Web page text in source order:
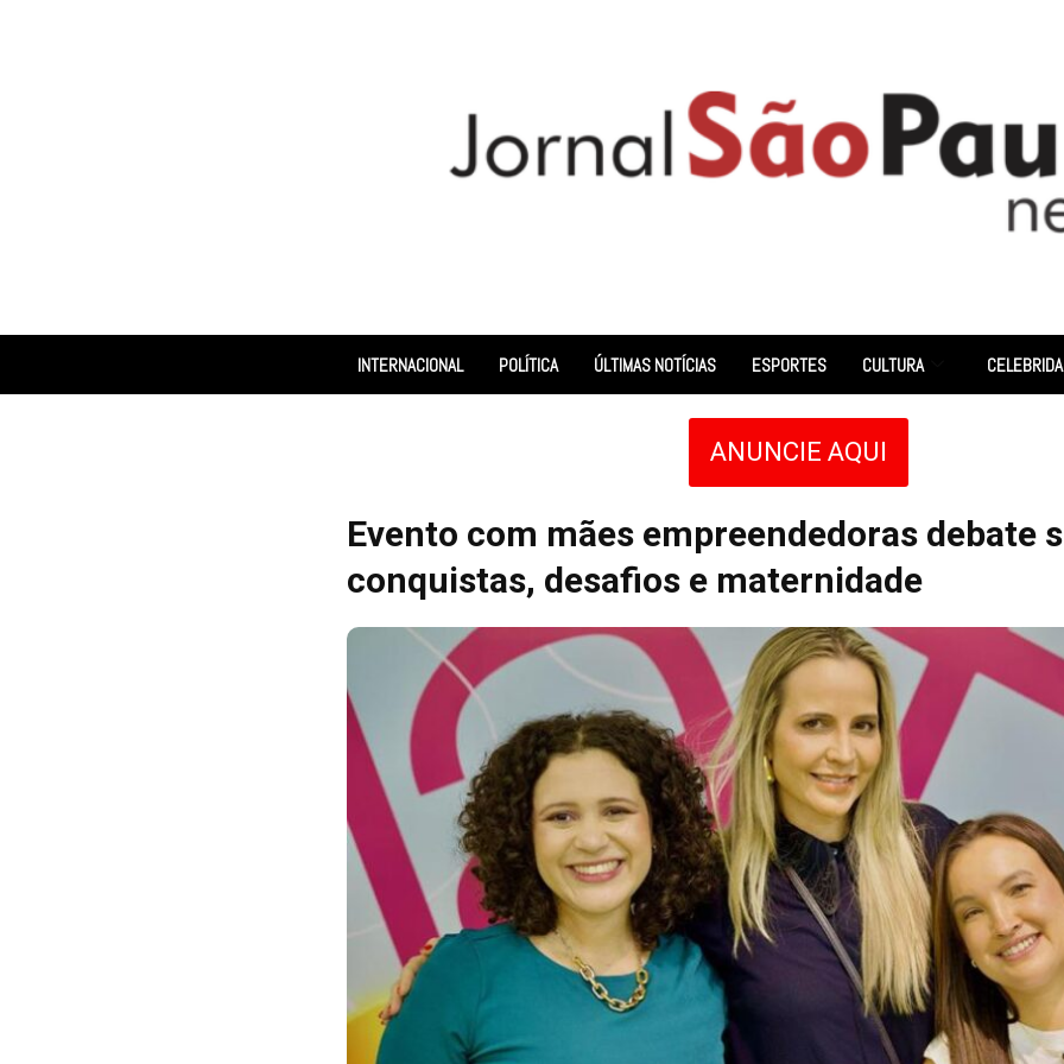
INTERNACIONAL POLÍTICA ÚLTIMAS NOTÍCIAS ESPORTES CULTURA
ANUNCIE AQUI
Evento com mães empreendedoras debate
conquistas, desafios e maternidade